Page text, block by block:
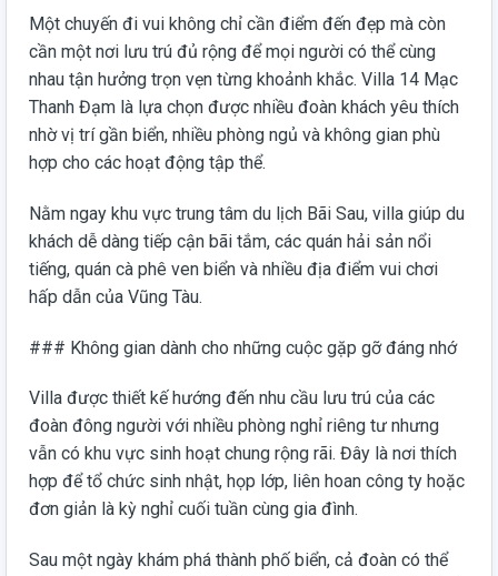
Một chuyến đi vui không chỉ cần điểm đến đẹp mà còn
cần một nơi lưu trú đủ rộng để mọi người có thể cùng
nhau tận hưởng trọn vẹn từng khoảnh khắc. Villa 14 Mạc
Thanh Đạm là lựa chọn được nhiều đoàn khách yêu thích
nhờ vị trí gần biển, nhiều phòng ngủ và không gian phù
hợp cho các hoạt động tập thể.
Nằm ngay khu vực trung tâm du lịch Bãi Sau, villa giúp du
khách dễ dàng tiếp cận bãi tắm, các quán hải sản nổi
tiếng, quán cà phê ven biển và nhiều địa điểm vui chơi
hấp dẫn của Vũng Tàu.
### Không gian dành cho những cuộc gặp gỡ đáng nhớ
Villa được thiết kế hướng đến nhu cầu lưu trú của các
đoàn đông người với nhiều phòng nghỉ riêng tư nhưng
vẫn có khu vực sinh hoạt chung rộng rãi. Đây là nơi thích
hợp để tổ chức sinh nhật, họp lớp, liên hoan công ty hoặc
đơn giản là kỳ nghỉ cuối tuần cùng gia đình.
Sau một ngày khám phá thành phố biển, cả đoàn có thể